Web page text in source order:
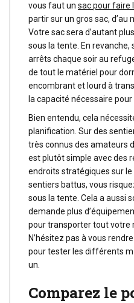
vous faut un sac pour faire
partir sur un gros sac, d’au
Votre sac sera d’autant
sous la tente. En
arrêts chaque soir au
de tout le matériel pour
encombrant et lourd à
la capacité nécessaire pour
Bien entendu, cela
planification. Sur des
très connus des amateurs
est plutôt simple avec des
endroits stratégiques sur
sentiers battus, vous
sous la tente. Cela a aussi
demande plus
pour transporter tout votre
N’hésitez pas à vous
pour tester les différents
un.
Comparez le